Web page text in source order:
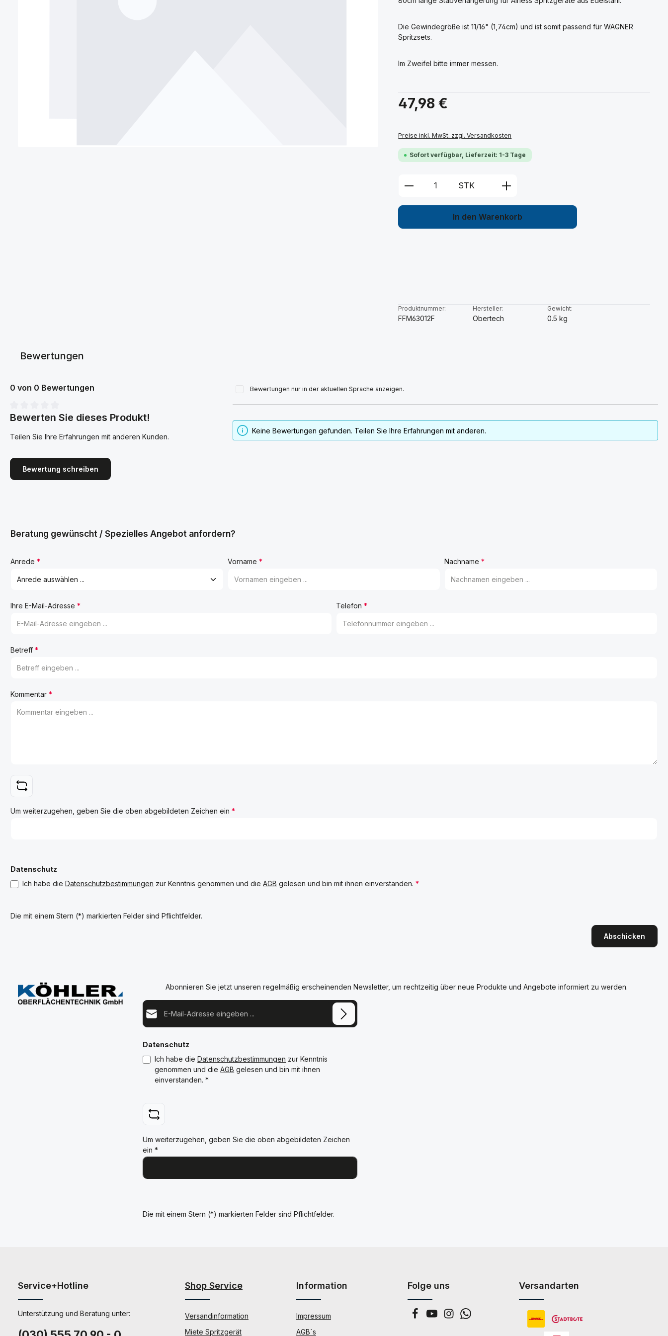
Die Gewindegröße ist 11/16" (1,74cm) und ist somit passend für WAGNER
Spritzsets.
Im Zweifel bitte immer messen.
Regulärer Preis:
47,98 €
Preise inkl. MwSt. zzgl. Versandkosten
Sofort verfügbar, Lieferzeit: 1-3 Tage
Produkt Anzahl: Gib den gewünschten Wert
STK
In den Warenkorb
Produktnummer:
FFM63012F
Hersteller:
Obertech
Gewicht:
0.5 kg
Bewertungen
0 von 0 Bewertungen
Durchschnittliche Bewertung von 0 von 5 Sternen
Bewerten Sie dieses Produkt!
Teilen Sie Ihre Erfahrungen mit anderen Kunden.
Bewertung schreiben
Bewertungen nur in der aktuellen Sprache anzeigen.
Keine Bewertungen gefunden. Teilen Sie Ihre Erfahrungen mit anderen.
Beratung gewünscht / Spezielles Angebot anfordern?
Anrede * Vorname * Nachname*
Ihre E-Mail-Adresse * Telefon *
Betreff *
Kommentar *
Um weiterzugehen, geben Sie die oben abgebildeten Zeichen ein *
Datenschutz
Ich habe die Datenschutzbestimmungen zur Kenntnis genommen und die AGB gelesen und bin mit ihnen einverstanden. *
Die mit einem Stern (*) markierten Felder sind Pflichtfelder.
Abschicken
Abonnieren Sie jetzt unseren regelmäßig erscheinenden Newsletter, um rechtzeitig über neue Produkte und Angebote informiert zu werden.
E-Mail-Adresse*
Datenschutz
Ich habe dieDatenschutzbestimmungen zur Kenntnis
genommen und dieAGB gelesen und bin mit ihnen
einverstanden.*
Um weiterzugehen, geben Sie die oben abgebildeten Zeichen
ein*
Die mit einem Stern (*) markierten Felder sind Pflichtfelder.
Service+Hotline
Unterstützung und Beratung unter:
Shop Service
Versandinformation
Miete Spritzgerät
Information
Impressum
AGB´s
Folge uns Versandarten